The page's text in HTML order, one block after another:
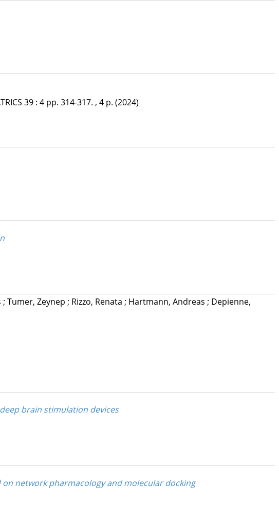
39: 4 pp. 314-317. , 4 p. (2024)
; Tumer, Zeynep ; Rizzo, Renata ; Hartmann, Andreas ; Depienne,
brain stimulation devices
network pharmacology and molecular docking